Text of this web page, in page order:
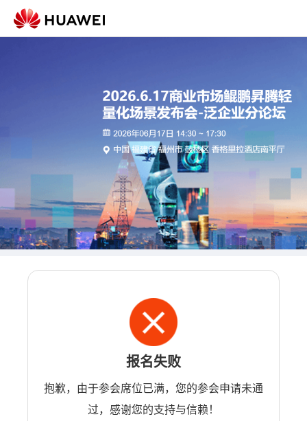
报名失败
抱歉，由于参会席位已满，您的参会申请未通
过，感谢您的支持与信赖！